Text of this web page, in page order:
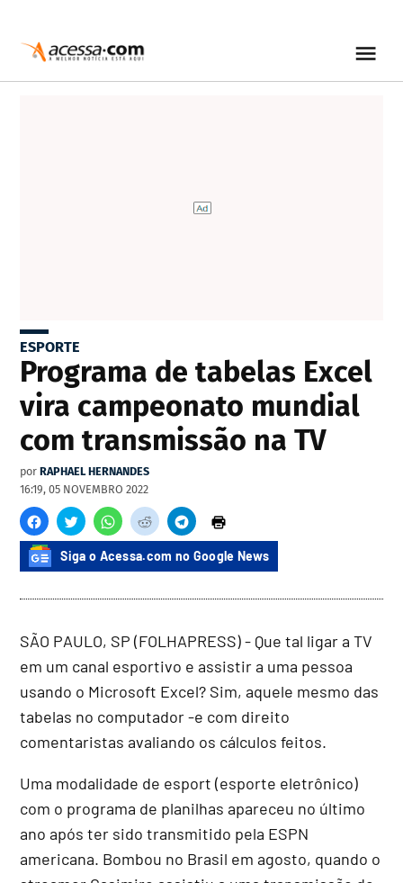
ESPORTE
Programa de tabelas Excel
vira campeonato mundial
com transmissão na TV
por RAPHAEL HERNANDES
16:19, 05 NOVEMBRO 2022
Siga o Acessa.com no Google News
SÃO PAULO, SP (FOLHAPRESS) - Que tal ligar a TV
em um canal esportivo e assistir a uma pessoa
usando o Microsoft Excel? Sim, aquele mesmo das
tabelas no computador -e com direito
comentaristas avaliando os cálculos feitos.
Uma modalidade de esport (esporte eletrônico)
com o programa de planilhas apareceu no último
ano após ter sido transmitido pela ESPN
americana. Bombou no Brasil em agosto, quando o